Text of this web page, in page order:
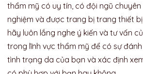
thẩm mỹ có uy tín, có đội ngũ chuyên
nghiệm và được trang bị trang thiết bị
hãy luôn lắng nghe ý kiến và tư vấn
trong lĩnh vực thẩm mỹ để có sự
tình trạng da của bạn và xác định